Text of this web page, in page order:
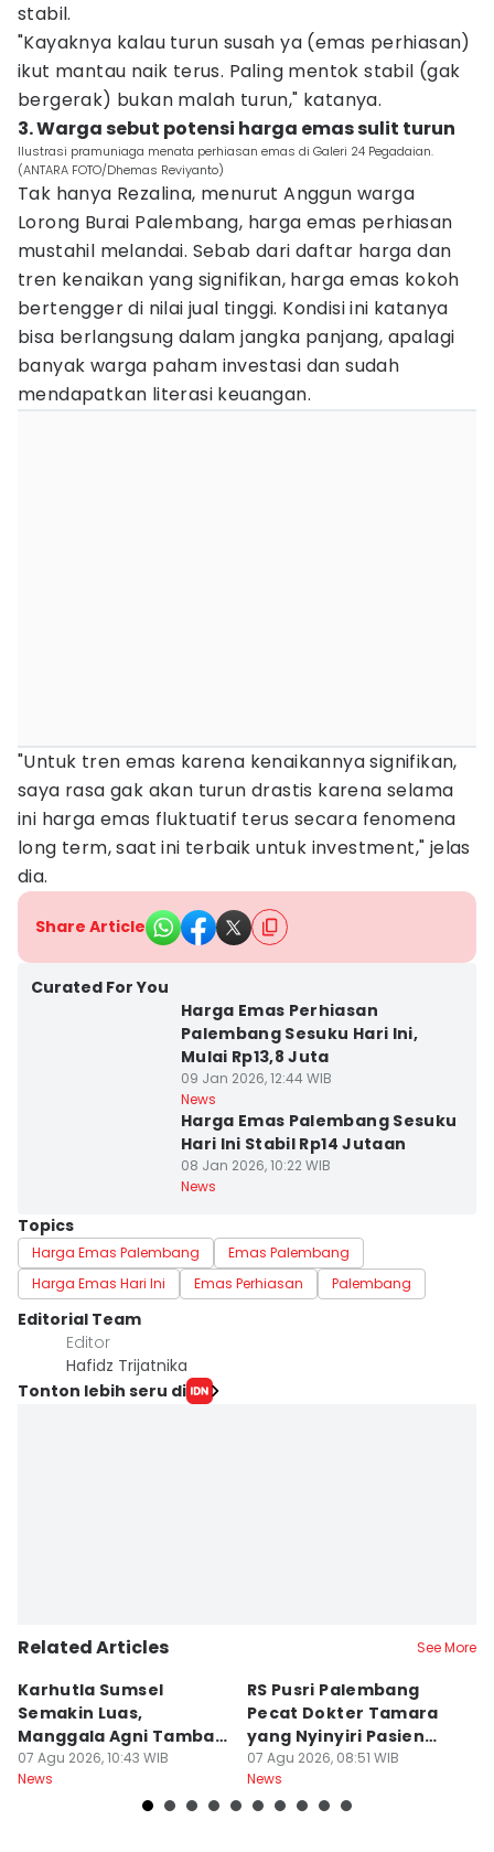
stabil.
"Kayaknya kalau turun susah ya (emas perhiasan)
ikut mantau naik terus. Paling mentok stabil (gak
bergerak) bukan malah turun," katanya.
3. Warga sebut potensi harga emas sulit turun
Ilustrasi pramuniaga menata perhiasan emas di Galeri 24 Pegadaian.
(ANTARA FOTO/Dhemas Reviyanto)
Tak hanya Rezalina, menurut Anggun warga
Lorong Burai Palembang, harga emas perhiasan
mustahil melandai. Sebab dari daftar harga dan
tren kenaikan yang signifikan, harga emas kokoh
bertengger di nilai jual tinggi. Kondisi ini katanya
bisa berlangsung dalam jangka panjang, apalagi
banyak warga paham investasi dan sudah
mendapatkan literasi keuangan.
"Untuk tren emas karena kenaikannya signifikan,
saya rasa gak akan turun drastis karena selama
ini harga emas fluktuatif terus secara fenomena
long term, saat ini terbaik untuk investment," jelas
dia.
Share Article
Curated For You
Harga Emas Perhiasan
Palembang Sesuku Hari Ini,
Mulai Rp13,8 Juta
09 Jan 2026, 12:44 WIB
News
Harga Emas Palembang Sesuku
Hari Ini Stabil Rp14 Jutaan
08 Jan 2026, 10:22 WIB
News
Topics
Harga Emas Palembang
Emas Palembang
Harga Emas Hari Ini
Emas Perhiasan Palembang
Editorial Team
Editor
Hafidz Trijatnika
Tonton lebih seru di
Related Articles See More
Karhutla Sumsel
Semakin Luas,
Manggala Agni Tambah
Regu Pemadam
07 Agu 2026, 10:43 WIB
News
RS Pusri Palembang
Pecat Dokter Tamara
yang Nyinyiri Pasien
Yurizal
07 Agu 2026, 08:51 WIB
News